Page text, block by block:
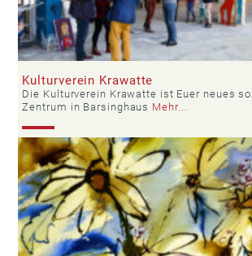
Kulturverein Krawatte
Die Kulturverein Krawatte ist Euer neues
Zentrum in Barsinghaus Mehr...